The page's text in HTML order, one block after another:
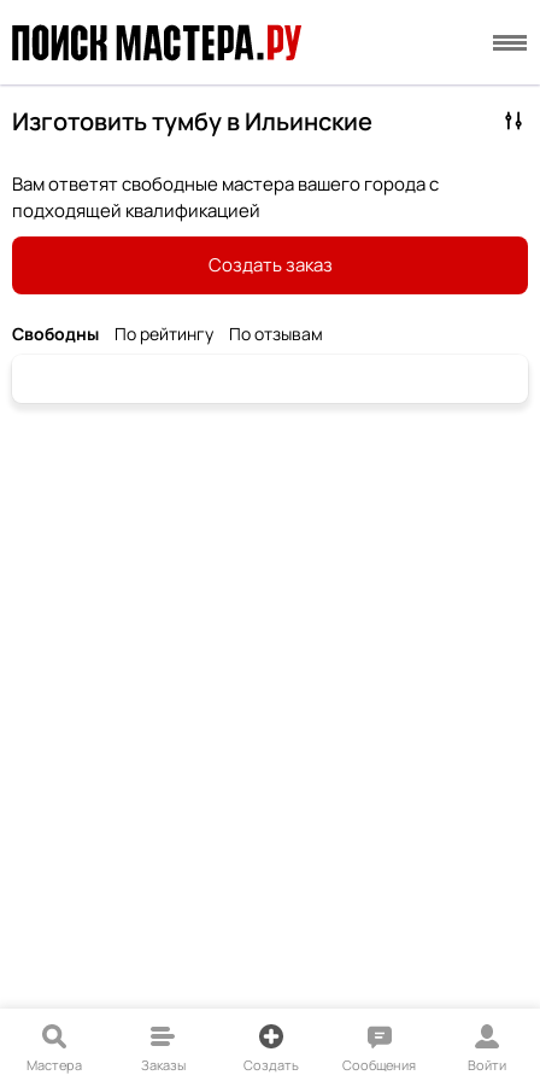
Изготовить тумбу в Ильинские
Вам ответят свободные мастера вашего города с
подходящей квалификацией
Создать заказ
Свободны По рейтингу По отзывам
Мастера Заказы Создать Сообщения Войти